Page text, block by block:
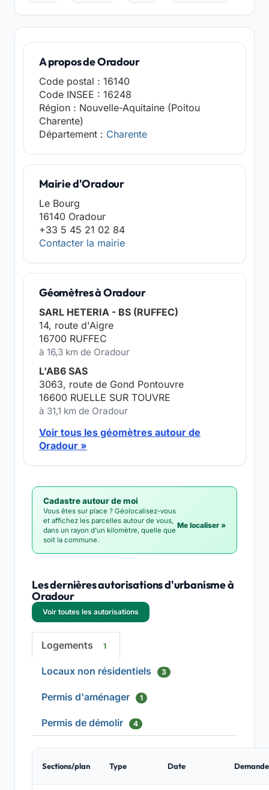
A propos de Oradour
Code postal : 16140
Code INSEE : 16248
Région : Nouvelle-Aquitaine (Poitou
Charente)
Département : Charente
Mairie d'Oradour
Le Bourg
16140 Oradour
+33 5 45 21 02 84
Contacter la mairie
Géomètres à Oradour
SARL HETERIA - BS (RUFFEC)
14, route d'Aigre
16700 RUFFEC
à 16,3 km de Oradour
L'AB6 SAS
3063, route de Gond Pontouvre
16600 RUELLE SUR TOUVRE
à 31,1 km de Oradour
Voir tous les géomètres autour de
Oradour »
Cadastre autour de moi
Vous êtes sur place ? Géolocalisez-vous
et affichez les parcelles autour de vous,
dans un rayon d'un kilomètre, quelle que
soit la commune.
Me localiser »
Les dernières autorisations d'urbanisme à
Oradour
Voir toutes les autorisations
Logements 1
Locaux non résidentiels 3
Permis d'aménager 1
Permis de démolir 4
Sections/plan Type Date